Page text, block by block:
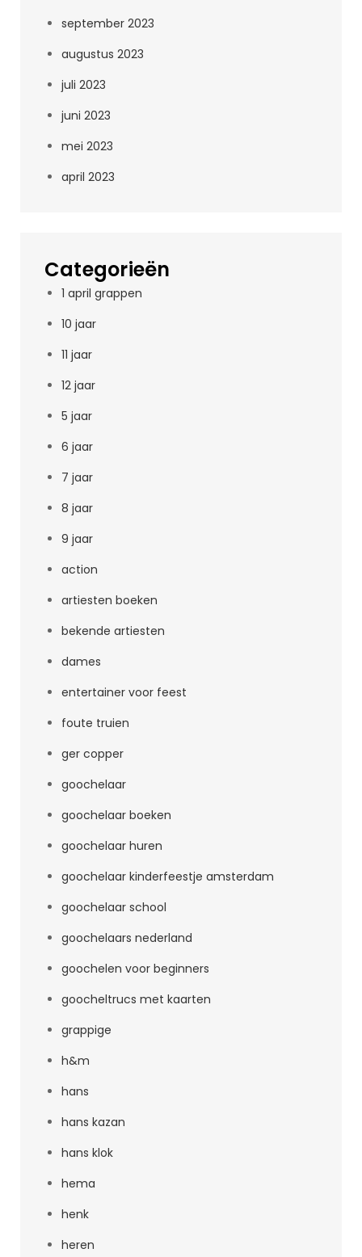
september 2023
augustus 2023
juli 2023
juni 2023
mei 2023
april 2023
Categorieën
1 april grappen
10 jaar
11 jaar
12 jaar
5 jaar
6 jaar
7 jaar
8 jaar
9 jaar
action
artiesten boeken
bekende artiesten
dames
entertainer voor feest
foute truien
ger copper
goochelaar
goochelaar boeken
goochelaar huren
goochelaar kinderfeestje amsterdam
goochelaar school
goochelaars nederland
goochelen voor beginners
goocheltrucs met kaarten
grappige
h&m
hans
hans kazan
hans klok
hema
henk
heren